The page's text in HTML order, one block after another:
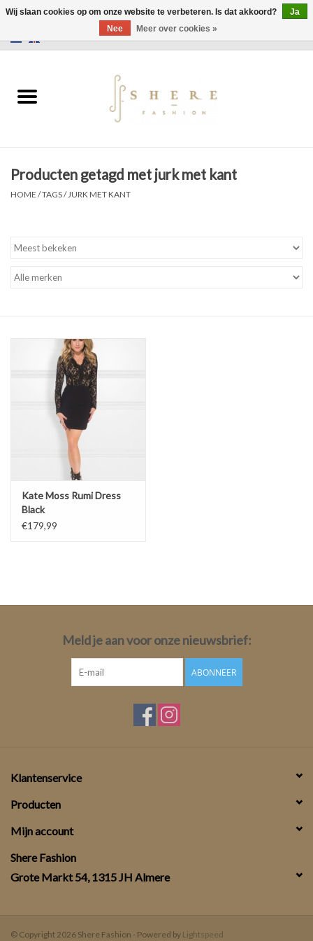
Jurken
Accessoires
Producten getagd met jurk met kant
HOME /TAGS/ JURK MET KANT
Kate Moss Rumi Dress
Black
€179,99
Meld je aan voor onze nieuwsbrief:
ABONNEER
Klantenservice
Producten
Mijn account
Shere Fashion
Grote Markt 54, 1315 JH Almere
© Copyright 2026 Shere Fashion - Powered by Lightspeed
Wij slaan cookies op om onze website te verbeteren. Is dat akkoord?
Ja
Nee
Meer over cookies »